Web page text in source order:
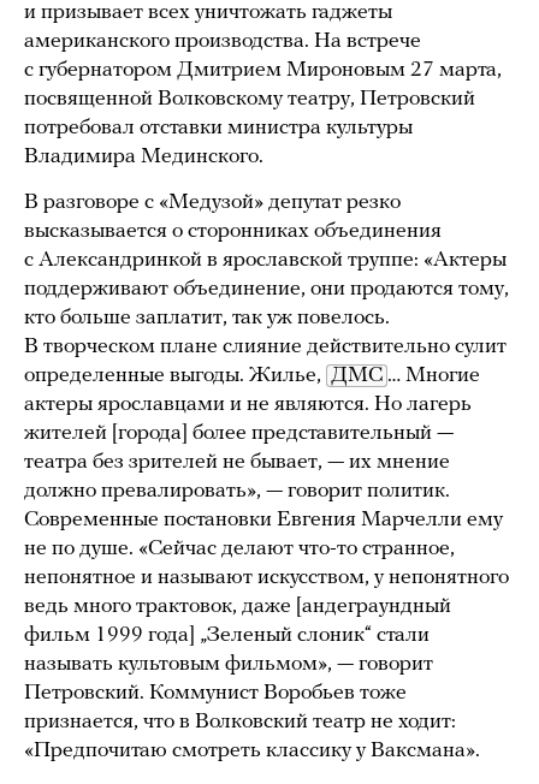
и призывает всех уничтожать гаджеты
американского производства. На встрече
с губернатором Дмитрием Мироновым 27 марта,
посвященной Волковскому театру, Петровский
потребовал отставки министра культуры
Владимира Мединского.
В разговоре с «Медузой» депутат резко
высказывается о сторонниках объединения
с Александринкой в ярославской труппе: «Актеры
поддерживают объединение, они продаются тому,
кто больше заплатит, так уж повелось.
В творческом плане слияние действительно сулит
определенные выгоды. Жилье, ДМС … Многие
актеры ярославцами и не являются. Но лагерь
жителей [города] более представительный —
театра без зрителей не бывает, — их мнение
должно превалировать», — говорит политик.
Современные постановки Евгения Марчелли ему
не по душе. «Сейчас делают что-то странное,
непонятное и называют искусством, у непонятного
ведь много трактовок, даже [андеграундный
фильм 1999 года] „Зеленый слоник“ стали
называть культовым фильмом», — говорит
Петровский. Коммунист Воробьев тоже
признается, что в Волковский театр не ходит:
«Предпочитаю смотреть классику у Ваксмана».